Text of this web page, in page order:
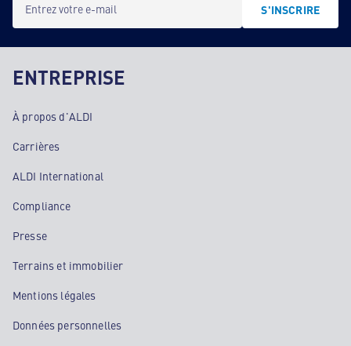
Entrez votre e-mail S'INSCRIRE
ENTREPRISE
À propos d'ALDI
Carrières
ALDI International
Compliance
Presse
Terrains et immobilier
Mentions légales
Données personnelles